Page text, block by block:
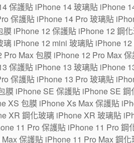
保護貼 iPhone 14 玻璃貼 iPhone
保護貼 iPhone 14 Pro 玻璃貼
膜 iPhone 12 保護貼 iPhone 12 鋼
iPhone 12 mini 玻璃貼 iPhone
Pro Max 包膜 iPhone 12 Pro Max
保護貼 iPhone 13 玻璃貼 iPhone
保護貼 iPhone 13 Pro 玻璃貼
膜 iPhone SE 保護貼 iPhone SE
XS 包膜 iPhone Xs Max 保護貼
XR 鋼化玻璃 iPhone XR 玻璃貼
11 Pro 保護貼 iPhone 11 Pro
保護貼 iPhone 11 Pro Max 鋼